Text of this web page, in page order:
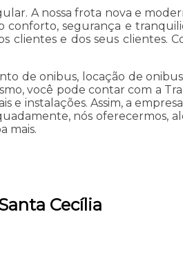
A nossa frota nova e
segurança e
clientes e dos seus clientes.
de onibus, locação de
você pode contar com a
instalações. Assim, a
nós oferecermos,
mais.
Cecília